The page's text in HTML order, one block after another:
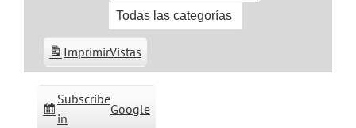
Todas las categorías
Subscribe
in
Google
ImprimirVistas